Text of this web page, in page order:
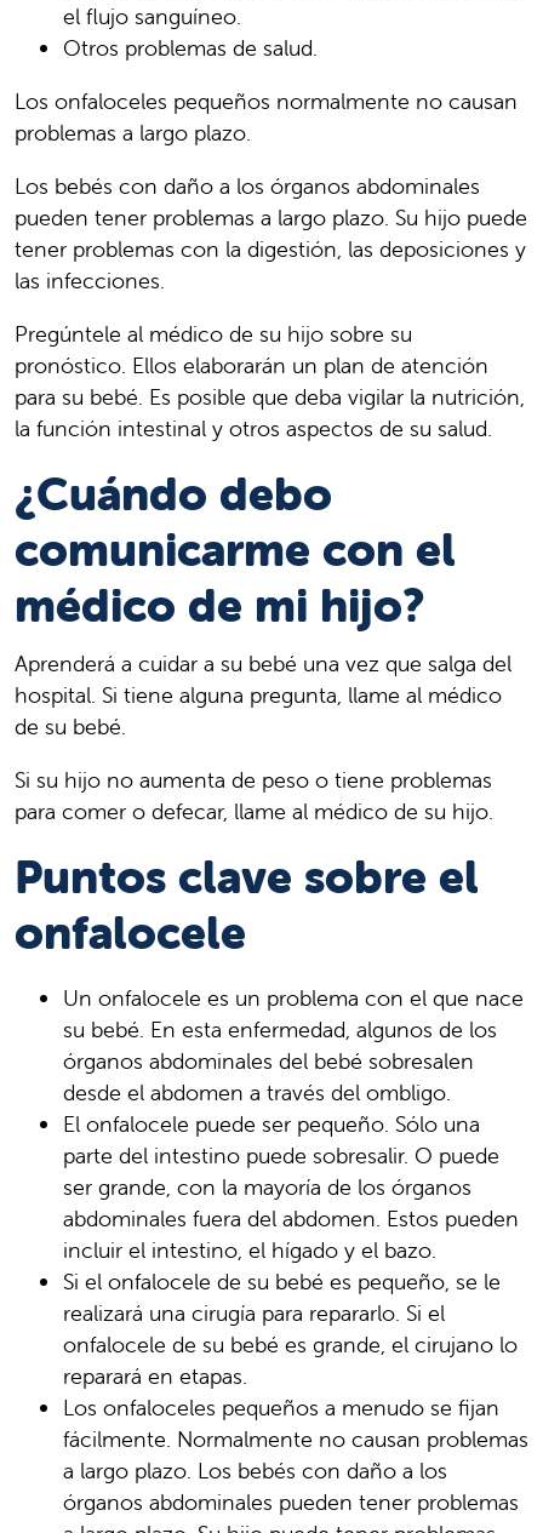
el flujo sanguíneo.
Otros problemas de salud.
Los onfaloceles pequeños normalmente no causan
problemas a largo plazo.
Los bebés con daño a los órganos abdominales
pueden tener problemas a largo plazo. Su hijo puede
tener problemas con la digestión, las deposiciones y
las infecciones.
Pregúntele al médico de su hijo sobre su
pronóstico. Ellos elaborarán un plan de atención
para su bebé. Es posible que deba vigilar la nutrición,
la función intestinal y otros aspectos de su salud.
¿Cuándo debo
comunicarme con el
médico de mi hijo?
Aprenderá a cuidar a su bebé una vez que salga del
hospital. Si tiene alguna pregunta, llame al médico
de su bebé.
Si su hijo no aumenta de peso o tiene problemas
para comer o defecar, llame al médico de su hijo.
Puntos clave sobre el
onfalocele
Un onfalocele es un problema con el que nace
su bebé. En esta enfermedad, algunos de los
órganos abdominales del bebé sobresalen
desde el abdomen a través del ombligo.
El onfalocele puede ser pequeño. Sólo una
parte del intestino puede sobresalir. O puede
ser grande, con la mayoría de los órganos
abdominales fuera del abdomen. Estos pueden
incluir el intestino, el hígado y el bazo.
Si el onfalocele de su bebé es pequeño, se le
realizará una cirugía para repararlo. Si el
onfalocele de su bebé es grande, el cirujano lo
reparará en etapas.
Los onfaloceles pequeños a menudo se fijan
fácilmente. Normalmente no causan problemas
a largo plazo. Los bebés con daño a los
órganos abdominales pueden tener problemas